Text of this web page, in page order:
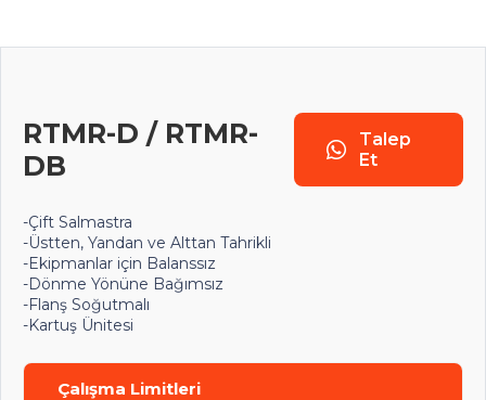
RTMR-D / RTMR-
DB
Talep
Et
-Çift Salmastra
-Üstten, Yandan ve Alttan Tahrikli
-Ekipmanlar için Balanssız
-Dönme Yönüne Bağımsız
-Flanş Soğutmalı
-Kartuş Ünitesi
Çalışma Limitleri